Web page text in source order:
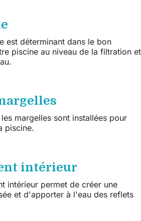
est déterminant dans le bon
piscine au niveau de la filtration et
margelles sont installées pour
piscine.
intérieur
intérieur permet de créer une
et d'apporter à l'eau des reflets